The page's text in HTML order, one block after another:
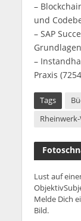
–
und
– SAP
–
Praxis
Tags
Lust auf
Melde Dich
Bild.